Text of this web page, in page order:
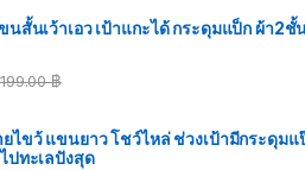
สั้นเว้าเอว เป้าแกะได้ กระดุมแป็ก ผ้า2ชั้
199.00฿
ไขว้ แขนยาว โชว์ไหล่ ช่วงเป้ามีกระดุมแ
ปทะเลปังสุด